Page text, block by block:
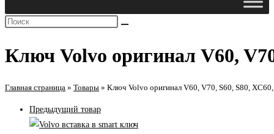
Поиск
сайте
Ключ Volvo оригинал V60,
Главная страница » Товары » Ключ Volvo оригинал V60, V70, S60, S80,
Предыдущий товар